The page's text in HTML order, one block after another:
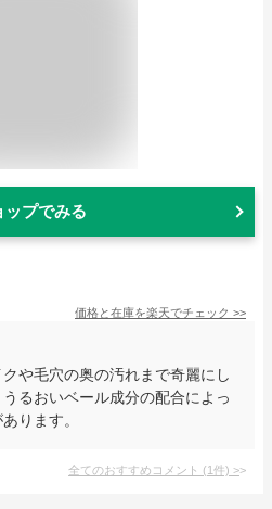
ップでみる
価格と在庫を楽天でチェック >>
や毛穴の奥の汚れまで奇麗にし
るおいベール成分の配合によっ
ります。
全てのおすすめコメント (1件) >